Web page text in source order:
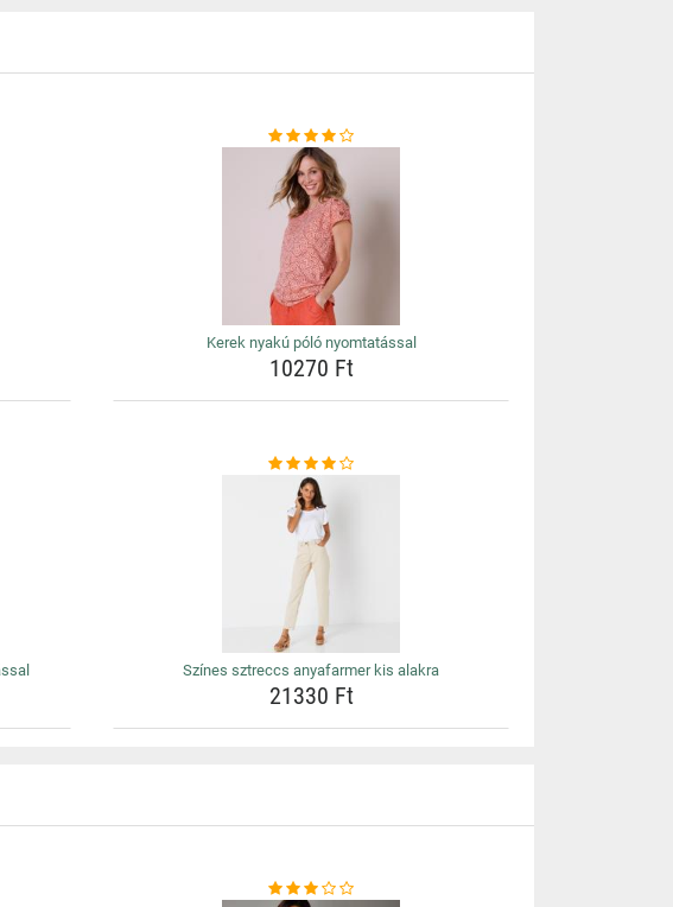
Kerek nyakú póló nyomtatással
10270 Ft
Színes sztreccs anyafarmer kis alakra
21330 Ft